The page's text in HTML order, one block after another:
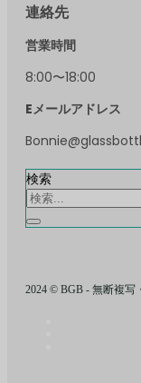
連絡先
営業時間
8:00〜18:00
Eメールアドレス
検索
2024 © BGB - 無断複写